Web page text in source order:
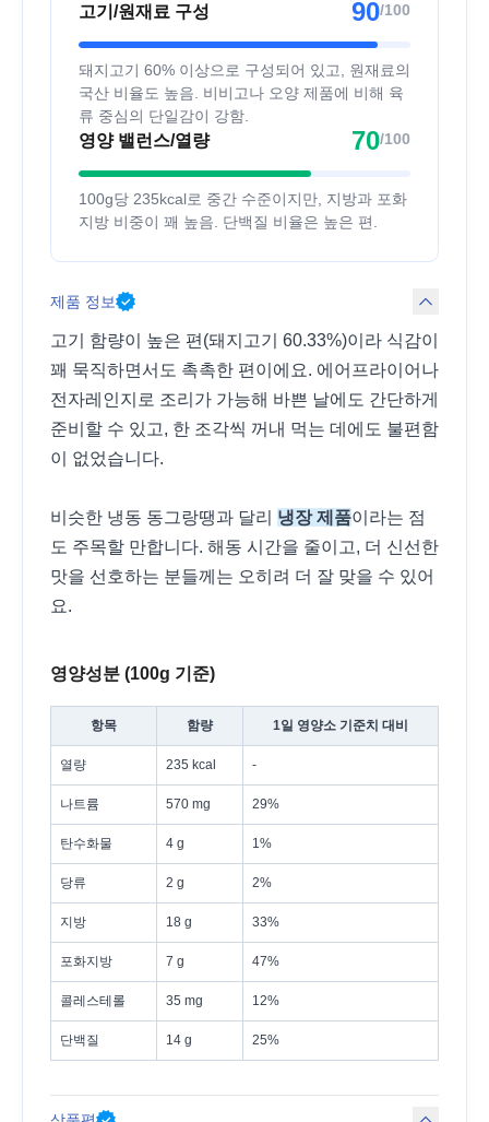
고기/원재료 구성 90/100
돼지고기 60% 이상으로 구성되어 있고, 원재료의
국산 비율도 높음. 비비고나 오양 제품에 비해 육
류 중심의 단일감이 강함.
영양 밸런스/열량 70/100
100g당 235kcal로 중간 수준이지만, 지방과 포화
지방 비중이 꽤 높음. 단백질 비율은 높은 편.
제품 정보
고기 함량이 높은 편(돼지고기 60.33%)이라 식감이
꽤 묵직하면서도 촉촉한 편이에요. 에어프라이어나
전자레인지로 조리가 가능해 바쁜 날에도 간단하게
준비할 수 있고, 한 조각씩 꺼내 먹는 데에도 불편함
이 없었습니다.
비슷한 냉동 동그랑땡과 달리 냉장 제품이라는 점
도 주목할 만합니다. 해동 시간을 줄이고, 더 신선한
맛을 선호하는 분들께는 오히려 더 잘 맞을 수 있어
요.
영양성분 (100g 기준)
항목 함량 1일 영양소 기준치 대비
열량 235 kcal -
나트륨 570 mg 29%
탄수화물 4 g 1%
당류 2 g 2%
지방 18 g 33%
포화지방 7 g 47%
콜레스테롤 35 mg 12%
단백질 14 g 25%